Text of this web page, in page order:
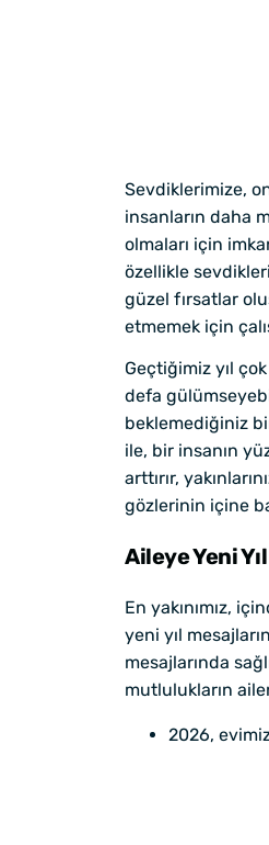
Sevdiklerimize,
insanların daha
olmaları için
özellikle
güzel fırsatlar
etmemek için
Geçtiğimiz yıl çok
defa
beklemediğiniz
ile, bir insanın
arttırır,
gözlerinin içine
Aileye Yeni
En yakınımız,
yeni yıl
mesajlarında
mutlulukların
2026,